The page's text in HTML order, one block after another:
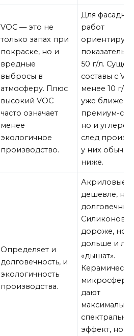
VOC — это не
только запах при
покраске, но и
вредные
выбросы в
атмосферу. Плюс
высокий VOC
часто означает
менее
экологичное
производство.
Для
работ
показатель
50 г/л.
составы с
менее 10 г/л
уже ближе к
премиум-
но и
след
у них обычно
ниже.
Определяет и
долговечность, и
экологичность
производства.
Акриловые
дешевле, но
долговечны.
дороже, но
дольше и
«дышат».
дают
эффект, но